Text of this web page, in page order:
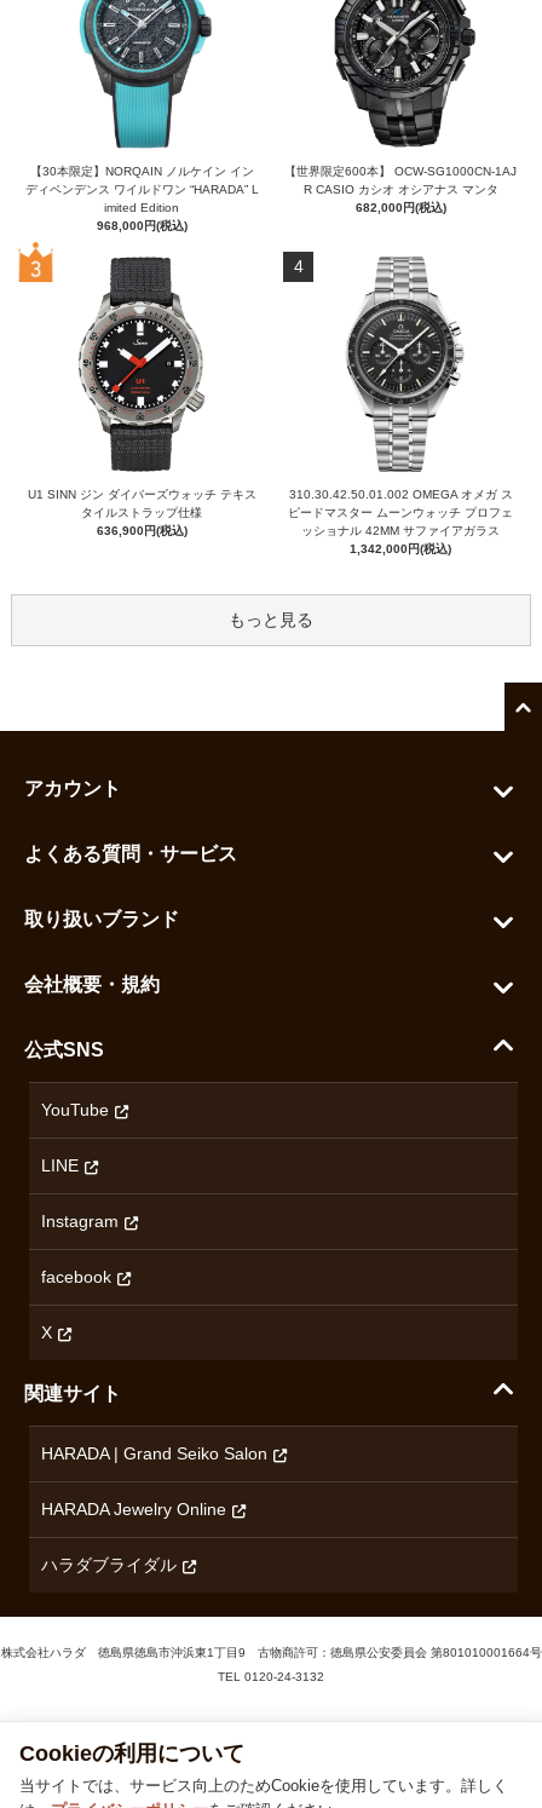
【30本限定】NORQAIN ノルケイン イン
ディペンデンス ワイルドワン “HARADA” L
imited Edition
968,000円(税込)
【世界限定600本】 OCW-SG1000CN-1AJ
R CASIO カシオ オシアナス マンタ
682,000円(税込)
U1 SINN ジン ダイバーズウォッチ テキス
タイルストラップ仕様
636,900円(税込)
4
310.30.42.50.01.002 OMEGA オメガ ス
ピードマスター ムーンウォッチ プロフェ
ッショナル 42MM サファイアガラス
1,342,000円(税込)
もっと見る
アカウント
お気に入りを見る
よくある質問・サービス
ご利用ガイド
配送・送料について
ハラダの保証とアフターサービス
取り扱いブランド
セイコー
カシオ
オリエントスター
ロンジン
チューダー
ブランド一覧を見る
会社概要・規約
沿革
特定商取引法に基づく表記
プライバシーポリシー
無断転載・商用利用について
コンテンツ制作ポリシーおよび生成AIの利用指針
公式SNS
YouTube
LINE
Instagram
facebook
X
関連サイト
HARADA | Grand Seiko Salon
HARADA Jewelry Online
ハラダブライダル
株式会社ハラダ 徳島県徳島市沖浜東1丁目9 古物商許可：徳島県公安委員会 第801010001664号
TEL 0120-24-3132
© 1929‐2026 Harada
Cookieの利用について
当サイトでは、サービス向上のためCookieを使用しています。詳しく
は、プライバシーポリシーをご確認ください。